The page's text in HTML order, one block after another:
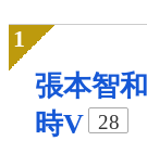
張本智
時V
28